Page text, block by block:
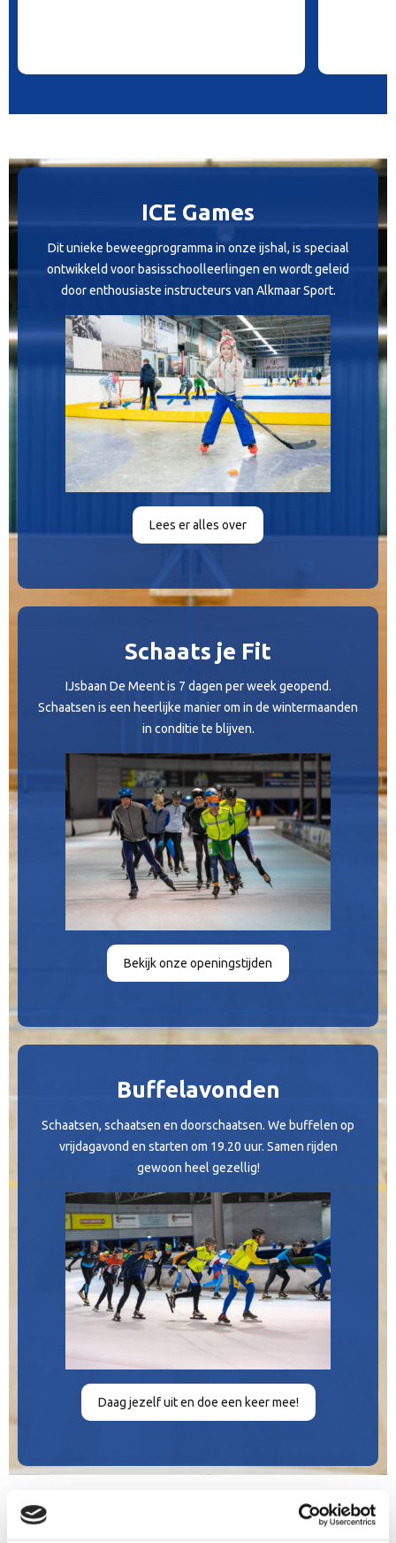
ICE Games
Dit unieke beweegprogramma in onze ijshal, is speciaal
ontwikkeld voor basisschoolleerlingen en wordt geleid
door enthousiaste instructeurs van Alkmaar Sport.
Lees er alles over
Schaats je Fit
IJsbaan De Meent is 7 dagen per week geopend.
Schaatsen is een heerlijke manier om in de wintermaanden
in conditie te blijven.
Bekijk onze openingstijden
Buffelavonden
Schaatsen, schaatsen en doorschaatsen. We buffelen op
vrijdagavond en starten om 19.20 uur. Samen rijden
gewoon heel gezellig!
Daag jezelf uit en doe een keer mee!